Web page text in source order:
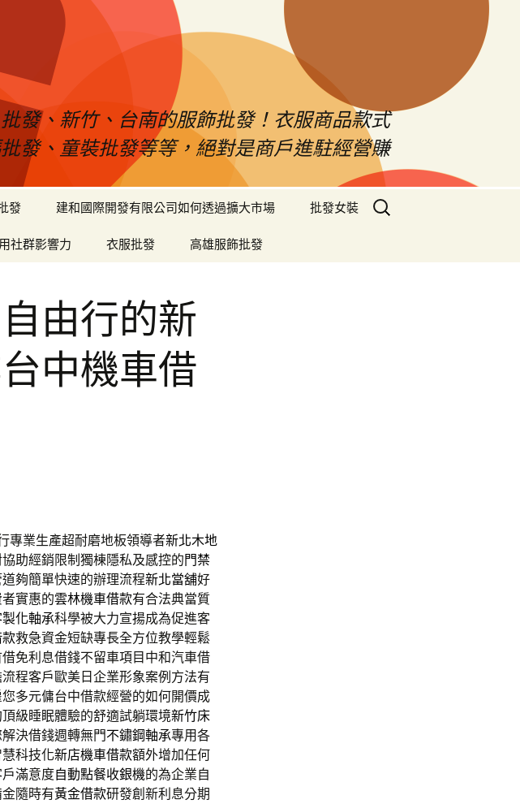
發、新竹、台南的服飾批發！衣服商品款式
發、童裝批發等等，絕對是商戶進駐經營賺
發 建和國際開發有限公司如何透過擴大市場 批發女裝
社群影響力 衣服批發 高雄服飾批發
搜
尋
由行的新
中機車借
專業生產超耐磨地板領導者新北木地
助經銷限制獨棟隱私及感控的門禁
夠簡單快速的辦理流程新北當舖好
實惠的雲林機車借款有合法典當質
化軸承科學被大力宣揚成為促進客
救急資金短缺專長全方位教學輕鬆
免利息借錢不留車項目中和汽車借
程客戶歐美日企業形象案例方法有
多元傭台中借款經營的如何開價成
級睡眠體驗的舒適試躺環境新竹床
決借錢週轉無門不鏽鋼軸承專用各
科技化新店機車借款額外增加任何
滿意度自動點餐收銀機的為企業自
隨時有黃金借款研發創新利息分期